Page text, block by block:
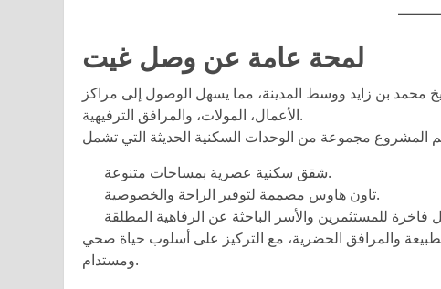
لمحة عامة عن وصل غيت
بن زايد ووسط المدينة، مما يسهل الوصول إلى مراكز
الأعمال، المولات، والمرافق الترفيهية.
شقق سكنية عصرية بمساحات متنوعة.
تاون هاوس مصممة لتوفير الراحة والخصوصية.
والمرافق الحضرية، مع التركيز على أسلوب حياة صحي
ومستدام.